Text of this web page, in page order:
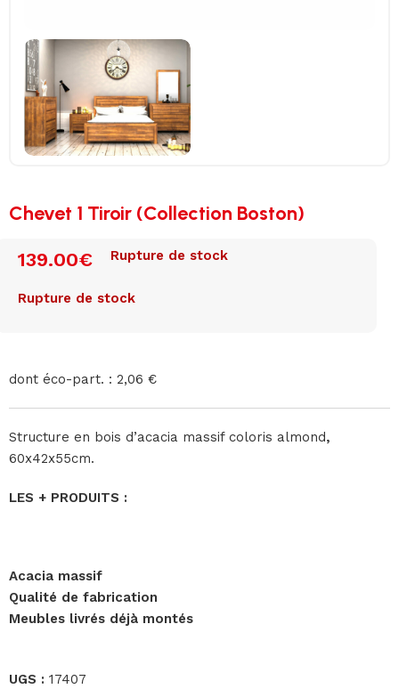
Chevet 1 Tiroir (Collection Boston)
139.00€ Rupture de stock
Rupture de stock
dont éco-part. : 2,06 €
Structure en bois d’acacia massif coloris almond,
60x42x55cm.
LES + PRODUITS :
Acacia massif
Qualité de fabrication
Meubles livrés déjà montés
UGS : 17407